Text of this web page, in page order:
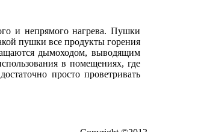
и непрямого нагрева. Пушки
пушки все продукты горения
дымоходом, выводящим
в помещениях, где
просто проветривать